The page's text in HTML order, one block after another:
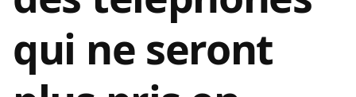
qui ne seront